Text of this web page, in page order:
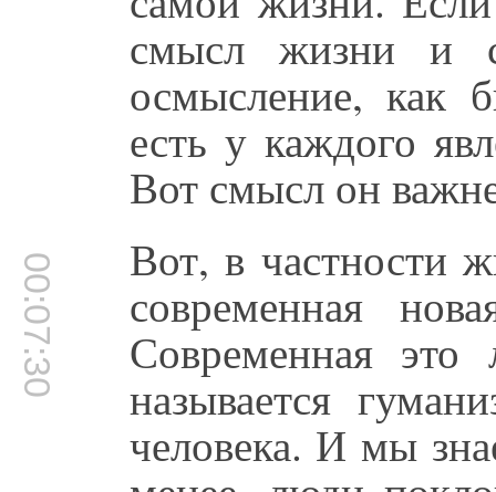
смысл жизни и
осмысление, как
есть у каждого
Вот смысл он
00:07:30 Вот, в частности
современная
Современная это
называется
человека. И мы